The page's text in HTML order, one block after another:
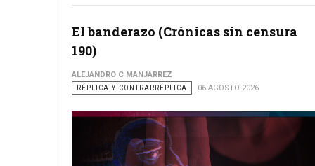
El banderazo (Crónicas sin censura
190)
ALEJANDRO C MANJARREZ
RÉPLICA Y CONTRARRÉPLICA
06 AGOSTO 2026